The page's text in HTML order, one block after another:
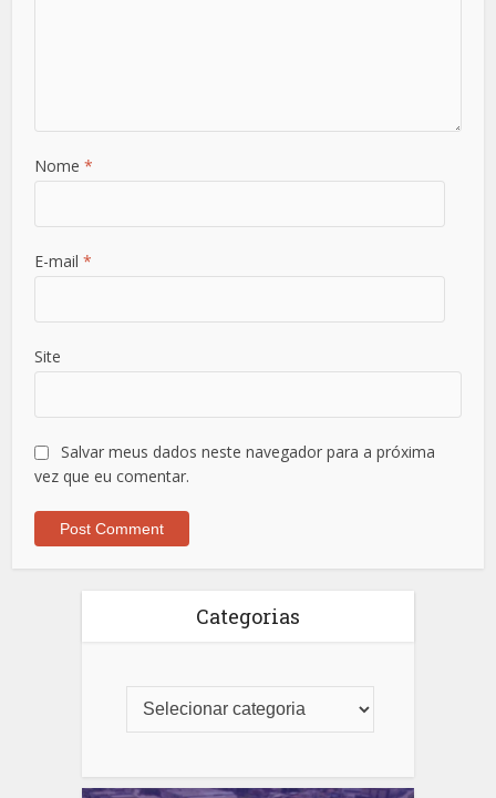
Nome*
E-mail*
Site
Salvar meus dados neste navegador para a próxima
vez que eu comentar.
Categorias